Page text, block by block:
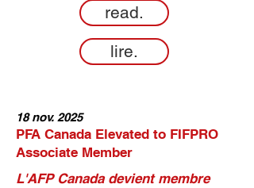
read.
lire.
18 nov. 2025
PFA Canada Elevated to FIFPRO
Associate Member
L'AFP Canada devient membre